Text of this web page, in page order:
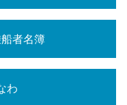
船者名簿
わ